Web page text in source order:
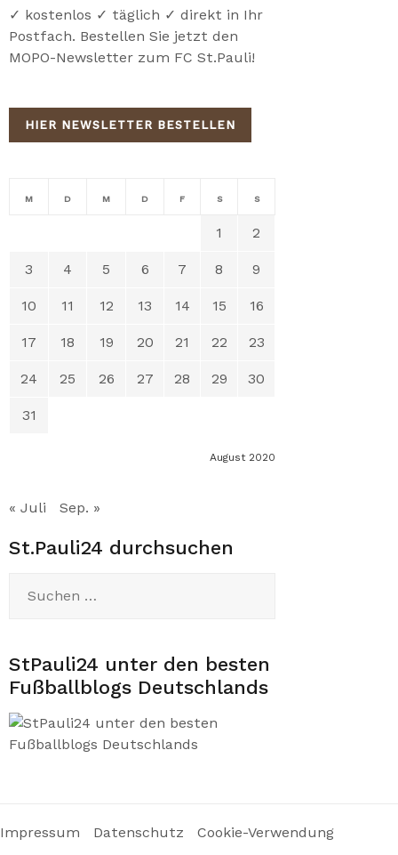
✓ kostenlos ✓ täglich ✓ direkt in Ihr
Postfach. Bestellen Sie jetzt den
MOPO-Newsletter zum FC St.Pauli!
HIER NEWSLETTER BESTELLEN
August 2020
M D M D F S S
1 2
3 4 5 6 7 8 9
10 11 12 13 14 15 16
17 18 19 20 21 22 23
24 25 26 27 28 29 30
31
« Juli Sep. »
St.Pauli24 durchsuchen
nach:
StPauli24 unter den besten
Fußballblogs Deutschlands
Impressum Datenschutz Cookie-Verwendung